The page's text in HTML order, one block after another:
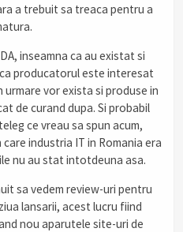
a trebuit sa treaca pentru a
inseamna ca au existat si
producatorul este interesat
vor exista si produse in
de curand dupa. Si probabil
ce vreau sa spun acum,
industria IT in Romania era
nu au stat intotdeuna asa.
sa vedem review-uri pentru
lansarii, acest lucru fiind
nou aparutele site-uri de